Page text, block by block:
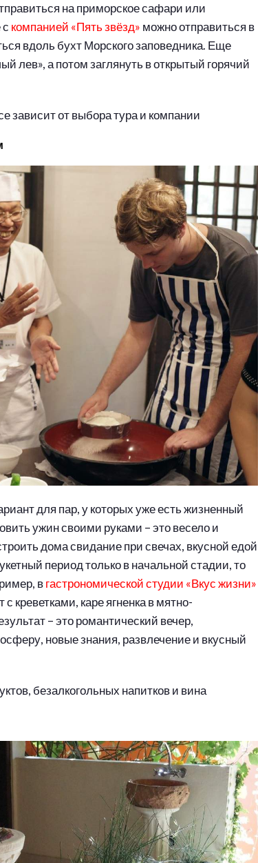
на приморское сафари или
компанией «Пять звёзд» можно отправиться в
вдоль бухт Морского заповедника. Еще
лев», а потом заглянуть в открытый горячий
зависит от выбора тура и компании
для пар, у которых уже есть жизненный
ужин своими руками – это весело и
дома свидание при свечах, вкусной едой
период только в начальной стадии, то
вгастрономической студии «Вкус жизни»
креветками, каре ягненка в мятно-
– это романтический вечер,
новые знания, развлечение и вкусный
безалкогольных напитков и вина